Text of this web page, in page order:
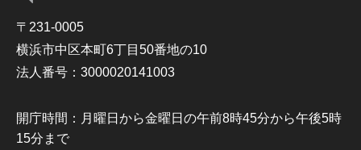
〒231-0005
横浜市中区本町6丁目50番地の10
法人番号：3000020141003
開庁時間：月曜日から金曜日の午前8時45分から午後5時
15分まで